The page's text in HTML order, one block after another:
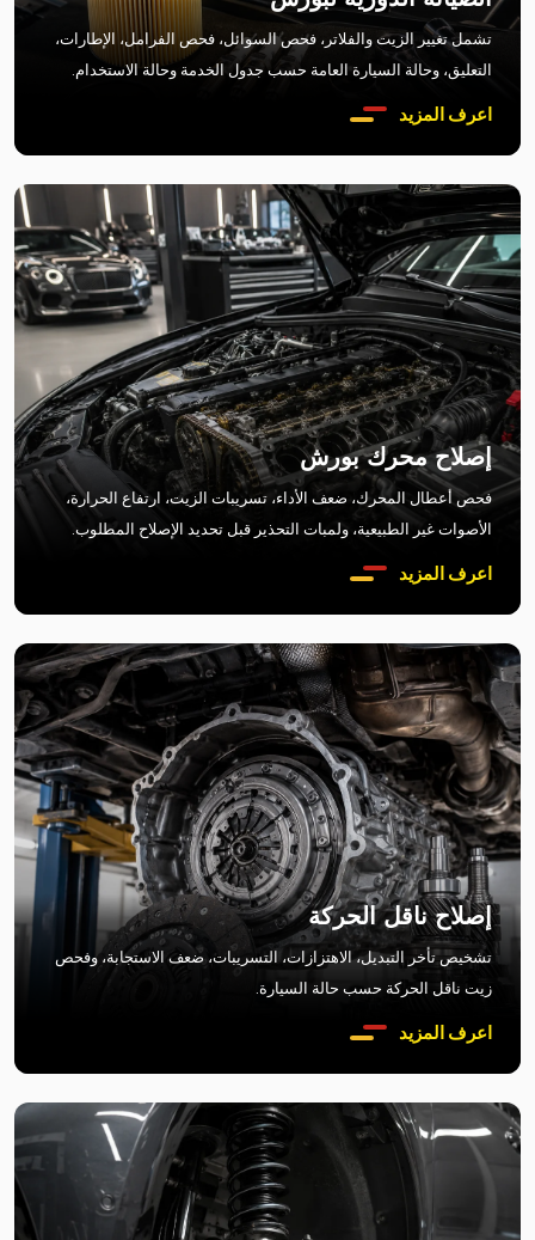
تشمل تغيير الزيت والفلاتر، فحص السوائل، فحص الفرامل، الإطارات،
التعليق، وحالة السيارة العامة حسب جدول الخدمة وحالة الاستخدام.
اعرف المزيد
إصلاح محرك بورش
فحص أعطال المحرك، ضعف الأداء، تسريبات الزيت، ارتفاع الحرارة،
الأصوات غير الطبيعية، ولمبات التحذير قبل تحديد الإصلاح المطلوب.
اعرف المزيد
إصلاح ناقل الحركة
تشخيص تأخر التبديل، الاهتزازات، التسريبات، ضعف الاستجابة، وفحص
زيت ناقل الحركة حسب حالة السيارة.
اعرف المزيد